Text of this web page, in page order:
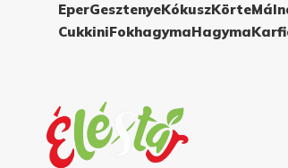
EperGesztenyeKókuszKörte
CukkiniFokhagymaHagyma